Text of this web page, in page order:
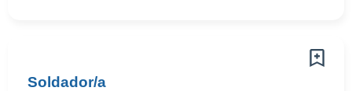
Soldador/a